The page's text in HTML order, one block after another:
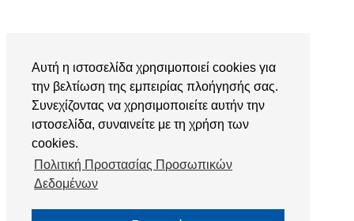
Αυτή η ιστοσελίδα χρησιμοποιεί cookies για
την βελτίωση της εμπειρίας πλοήγησής σας.
Συνεχίζοντας να χρησιμοποιείτε αυτήν την
ιστοσελίδα, συναινείτε με τη χρήση των
cookies.
Πολιτική Προστασίας Προσωπικών
Δεδομένων